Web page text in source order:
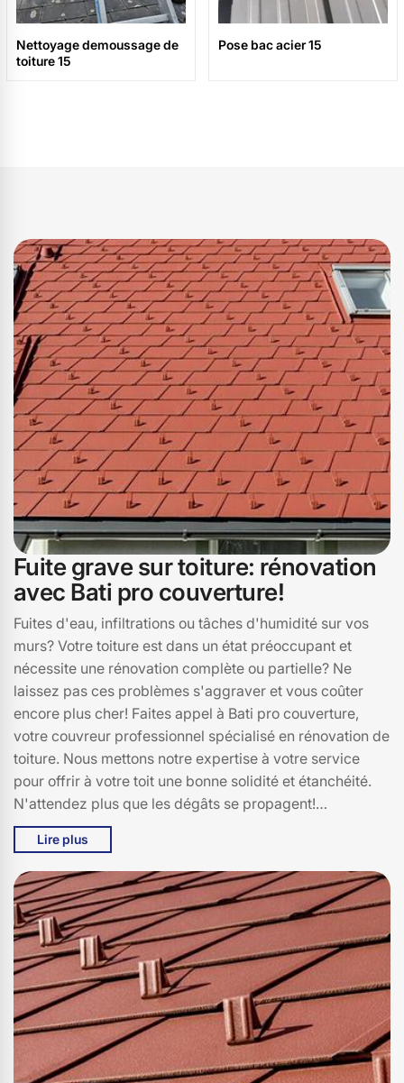
Nettoyage demoussage de
toiture 15
Pose bac acier 15
Fuite grave sur toiture: rénovation
avec Bati pro couverture!
Fuites d'eau, infiltrations ou tâches d'humidité sur vos
murs? Votre toiture est dans un état préoccupant et
nécessite une rénovation complète ou partielle? Ne
laissez pas ces problèmes s'aggraver et vous coûter
encore plus cher! Faites appel à Bati pro couverture,
votre couvreur professionnel spécialisé en rénovation de
toiture. Nous mettons notre expertise à votre service
pour offrir à votre toit une bonne solidité et étanchéité.
N'attendez plus que les dégâts se propagent!
Contactez-nous pour un diagnostic gratuit et un devis
sur mesure. Nos prix sont raisonnables!
Lire plus